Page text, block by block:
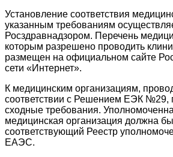
Установление соответствия
указанным требованиям
Росздравнадзором. Перечень
которым разрешено проводить
размещен на официальном сайте
сети «Интернет».
К медицинским организациям,
соответствии с Решением ЕЭК №29,
сходные требования.
медицинская организация должна
соответствующий Реестр
ЕАЭС.